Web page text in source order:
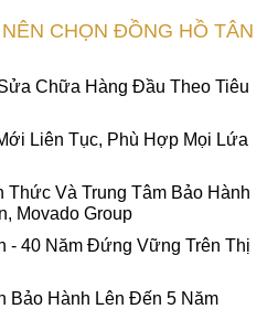
màu đỏ sang trọng tạo nên sự
mặt số. Bao bọc xung quanh
quan sát thời gian trong điều
CHỌN ĐỒNG HỒ TÂN
Chữa Hàng Đầu Theo Tiêu
Liên Tục, Phù Hợp Mọi Lứa
Thức Và Trung Tâm Bảo Hành
Movado Group
- 40 Năm Đứng Vững Trên Thị
Bảo Hành Lên Đến 5 Năm